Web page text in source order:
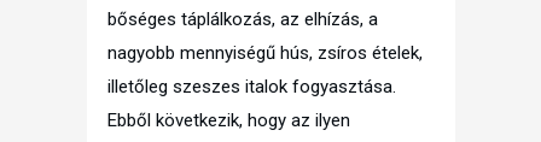
bőséges táplálkozás, az elhízás, a
nagyobb mennyiségű hús, zsíros ételek,
illetőleg szeszes italok fogyasztása.
Ebből következik, hogy az ilyen